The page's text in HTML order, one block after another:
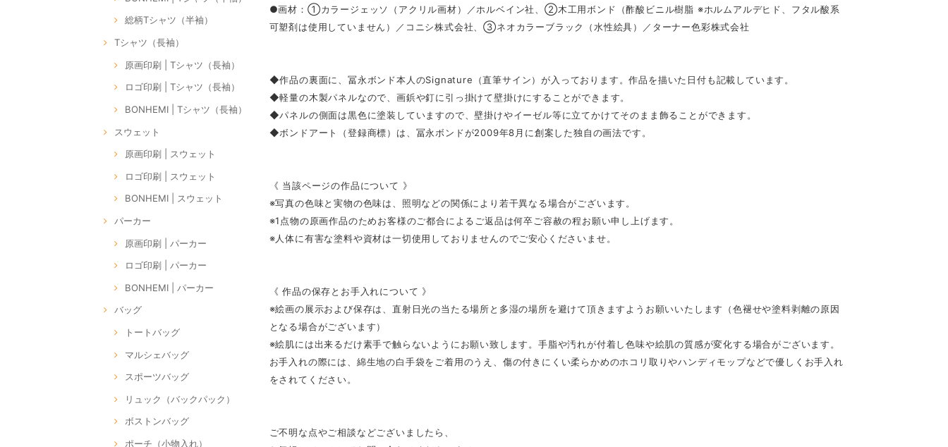
総柄Tシャツ（半袖）
Tシャツ（長袖）
原画印刷 | Tシャツ（長袖）
ロゴ印刷 | Tシャツ（長袖）
BONHEMI | Tシャツ（長袖）
スウェット
原画印刷 | スウェット
ロゴ印刷 | スウェット
BONHEMI | スウェット
パーカー
原画印刷 | パーカー
ロゴ印刷 | パーカー
BONHEMI | パーカー
バッグ
トートバッグ
マルシェバッグ
スポーツバッグ
リュック（バックパック）
ボストンバッグ
ポーチ（小物入れ）
●画材：①カラージェッソ（アクリル画材）／ホルベイン社、②木工用ボンド（酢酸ビニル樹脂 ※ホルムアルデヒド、フタル酸系
可塑剤は使用していません）／コニシ株式会社、③ネオカラーブラック（水性絵具）／ターナー色彩株式会社
◆作品の裏面に、冨永ボンド本人のSignature（直筆サイン）が入っております。作品を描いた日付も記載しています。
◆軽量の木製パネルなので、画鋲や釘に引っ掛けて壁掛けにすることができます。
◆パネルの側面は黒色に塗装していますので、壁掛けやイーゼル等に立てかけてそのまま飾ることができます。
◆ボンドアート（登録商標）は、冨永ボンドが2009年8月に創案した独自の画法です。
《 当該ページの作品について 》
※写真の色味と実物の色味は、照明などの関係により若干異なる場合がございます。
※1点物の原画作品のためお客様のご都合によるご返品は何卒ご容赦の程お願い申し上げます。
※人体に有害な塗料や資材は一切使用しておりませんのでご安心くださいませ。
《 作品の保存とお手入れについて 》
※絵画の展示および保存は、直射日光の当たる場所と多湿の場所を避けて頂きますようお願いいたします（色褪せや塗料剥離の原因
となる場合がございます）
※絵肌には出来るだけ素手で触らないようにお願い致します。手脂や汚れが付着し色味や絵肌の質感が変化する場合がございます。
お手入れの際には、綿生地の白手袋をご着用のうえ、傷の付きにくい柔らかめのホコリ取りやハンディモップなどで優しくお手入れ
をされてください。
ご不明な点やご相談などございましたら、